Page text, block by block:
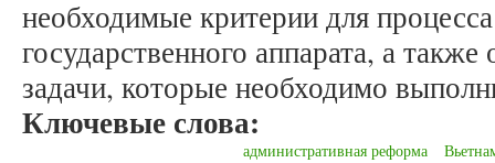
необходимые критерии для
государственного аппарата, а
задачи, которые необходимо
Ключевые слова:
административная реформа